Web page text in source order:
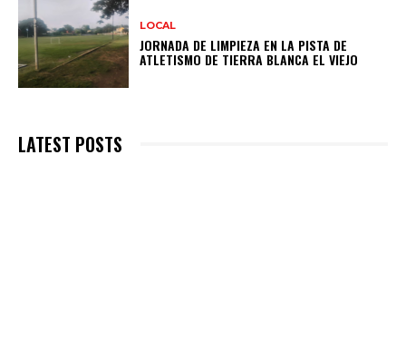
LOCAL
JORNADA DE LIMPIEZA EN LA PISTA DE
ATLETISMO DE TIERRA BLANCA EL VIEJO
LATEST POSTS